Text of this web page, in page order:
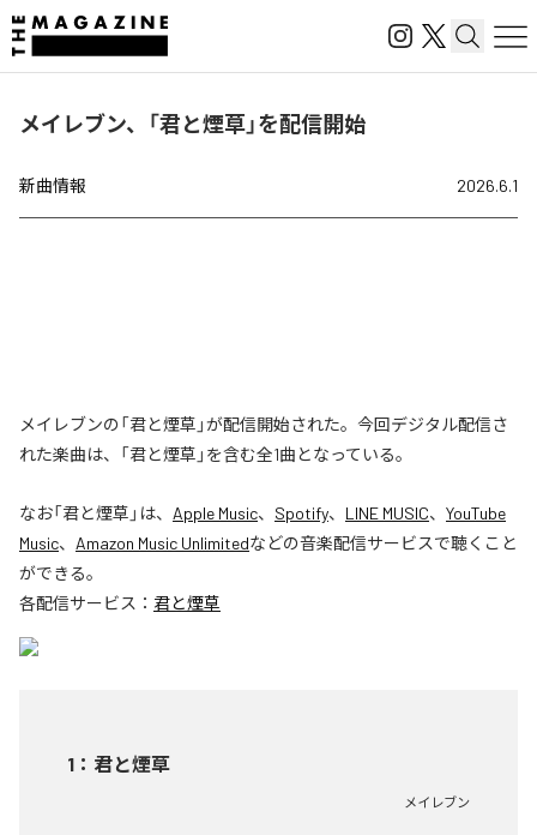
メイレブン、「君と煙草」を配信開始
新曲情報 2026.6.1
メイレブンの「君と煙草」が配信開始された。今回デジタル配信さ
れた楽曲は、「君と煙草」を含む全1曲となっている。
なお「君と煙草 」は、 Apple Music、 Spotify、 LINE MUSIC、 YouTube
Music、 Amazon Music Unlimitedなどの音楽配信サービスで聴くこと
ができる。
各配信サービス： 君と煙草
1 ： 君と煙草
メイレブン